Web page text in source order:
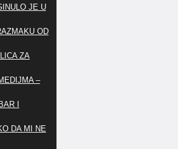
JE U
OD
ZA
–
I
DA MI NE